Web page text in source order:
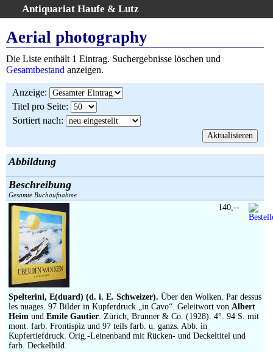
Antiquariat Haufe & Lutz
Home
Gesamtbestand
Kategorien
Schlagwörter
Suchergebnisse
AGB
Widerruf
Über uns
Aktuelle Kataloge
Kontakt
Ankauf
Links
Impressum
Aerial photography
Die Liste enthält 1 Eintrag. Suchergebnisse löschen und
Gesamtbestand anzeigen.
Anzeige:
Titel pro Seite:
Sortiert nach:
Abbildung
Beschreibung
Gesamte Buchaufnahme
Spelterini, E(duard) (d. i. E. Schweizer). Über den Wolken. Par dessus
les nuages. 97 Bilder in Kupferdruck „in Cavo“. Geleitwort von Albert
Heim und Emile Gautier. Zürich, Brunner & Co. (1928). 4°. 94 S. mit
mont. farb. Frontispiz und 97 teils farb. u. ganzs. Abb. in
Kupfertiefdruck. Orig.-Leinenband mit Rücken- und Deckeltitel und
farb. Deckelbild.
140,--